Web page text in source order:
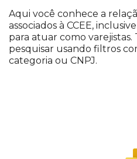
Aqui você conhece a
associados à CCEE,
para atuar como varejistas.
pesquisar usando filtros
categoria ou CNPJ.